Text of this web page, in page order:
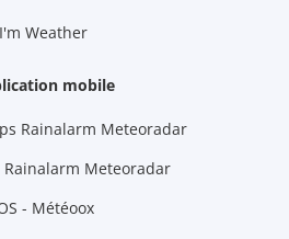
I'm Weather
mobile
Rainalarm Meteoradar
Rainalarm Meteoradar
- Météoox